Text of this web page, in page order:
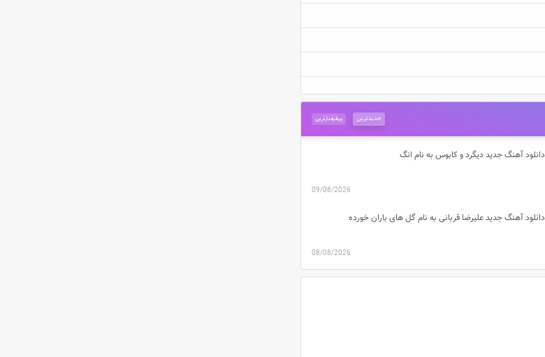
پرطرفدارترین جدیدترین
دانلود آهنگ جدید دیگرد و کابوس به نام انگ
09/08/2026
دانلود آهنگ جدید علیرضا قربانی به نام گل های باران خورده
08/08/2026